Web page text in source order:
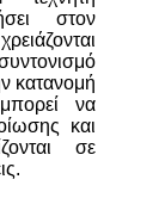
στον
κατανομή
να
και
σε